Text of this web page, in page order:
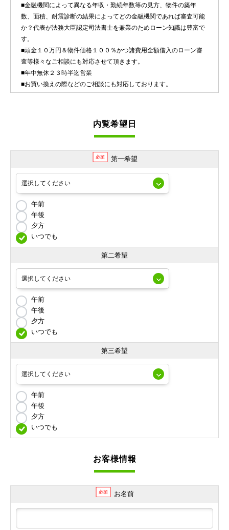
■金融機関によって異なる年収・勤続年数等の見方、物件の築年
数、面積、耐震診断の結果によってどの金融機関であれば審査可能
か？代表が法務大臣認定司法書士を兼業のためローン知識は豊富で
す。
■頭金１０万円＆物件価格１００％かつ諸費用全額借入のローン審
査等様々なご相談にも対応させて頂きます。
■年中無休２３時半迄営業
■お買い換えの際などのご相談にも対応しております。
内覧希望日
必須 第一希望
午前
午後
夕方
いつでも
第二希望
午前
午後
夕方
いつでも
第三希望
午前
午後
夕方
いつでも
お客様情報
必須 お名前